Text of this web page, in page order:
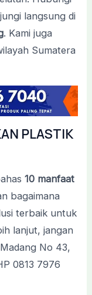
langsung di
. Kami juga
Sumatera
PLASTIK
10 manfaat
bagaimana
terbaik untuk
lanjut, jangan
No 43,
0813 7976